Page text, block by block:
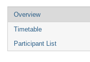
Overview
Timetable
Participant List